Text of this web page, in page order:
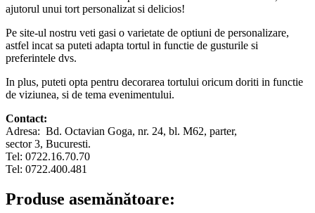
ajutorul unui tort personalizat si delicios!
Pe site-ul nostru veti gasi o varietate de optiuni de personalizare,
astfel incat sa puteti adapta tortul in functie de gusturile si
preferintele dvs.
In plus, puteti opta pentru decorarea tortului oricum doriti in functie
de viziunea, si de tema evenimentului.
Contact:
Adresa: Bd. Octavian Goga, nr. 24, bl. M62, parter,
sector 3, Bucuresti.
Tel: 0722.16.70.70
Tel: 0722.400.481
Produse asemănătoare: